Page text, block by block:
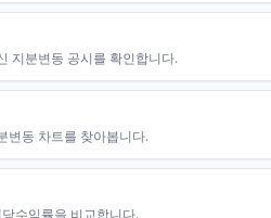
지분변동 공시를 확인합니다.
변동 차트를 찾아봅니다.
수익률을 비교합니다.